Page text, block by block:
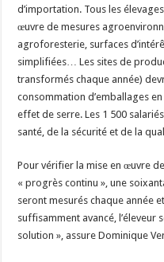
d’importation. Tous les
œuvre de mesures
agroforesterie, surfaces
simplifiées… Les sites de
transformés chaque année)
consommation d’emballages
effet de serre. Les 1 500
santé, de la sécurité et de la
Pour vérifier la mise en œuvre
« progrès continu », une
seront mesurés chaque année
suffisamment avancé,
solution », assure Dominique